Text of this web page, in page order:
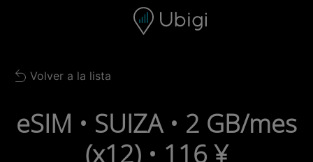
Barra de navegación
Back to list
Volver a la lista
eSIM • SUIZA • 2 GB/mes
(x12) • 116 ¥